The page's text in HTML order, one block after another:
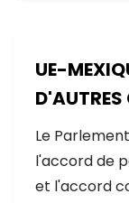
UE-
D'AUTRES
L'EUROPE
Le
l'accord de
et l'accord